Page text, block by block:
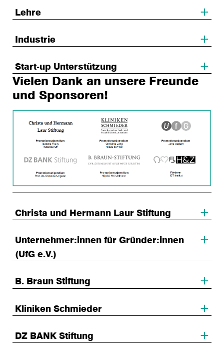
Lehre
Industrie
Start-up Unterstützung
Vielen Dank an unsere Freunde
und Sponsoren!
Christa und Hermann Laur Stiftung
Unternehmer:innen für Gründer:innen
(UfG e.V.)
B. Braun Stiftung
Kliniken Schmieder
DZ BANK Stiftung